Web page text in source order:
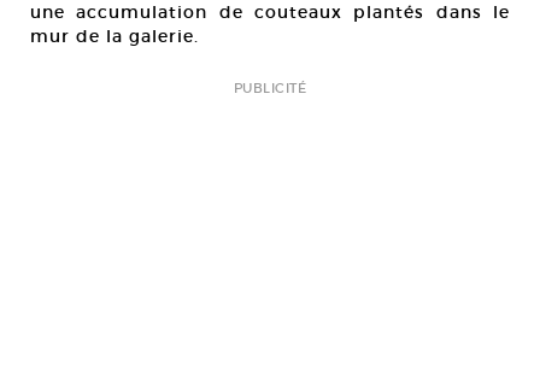
une accumulation de couteaux plantés dans le
mur de la galerie.
PUBLICITÉ